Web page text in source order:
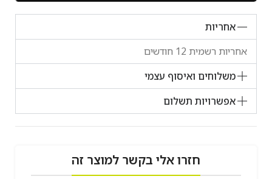
אחריות
אחריות רשמית 12 חודשים
משלוחים ואיסוף עצמי
אפשרויות תשלום
חזרו אלי בקשר למוצר זה